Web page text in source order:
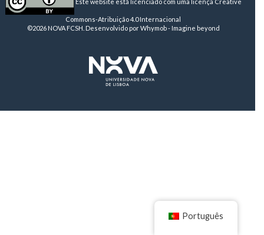
Commons-Atribuição 4.0 Internacional
©2026 NOVA FCSH. Desenvolvido porWhymob - Imagine beyond
Português